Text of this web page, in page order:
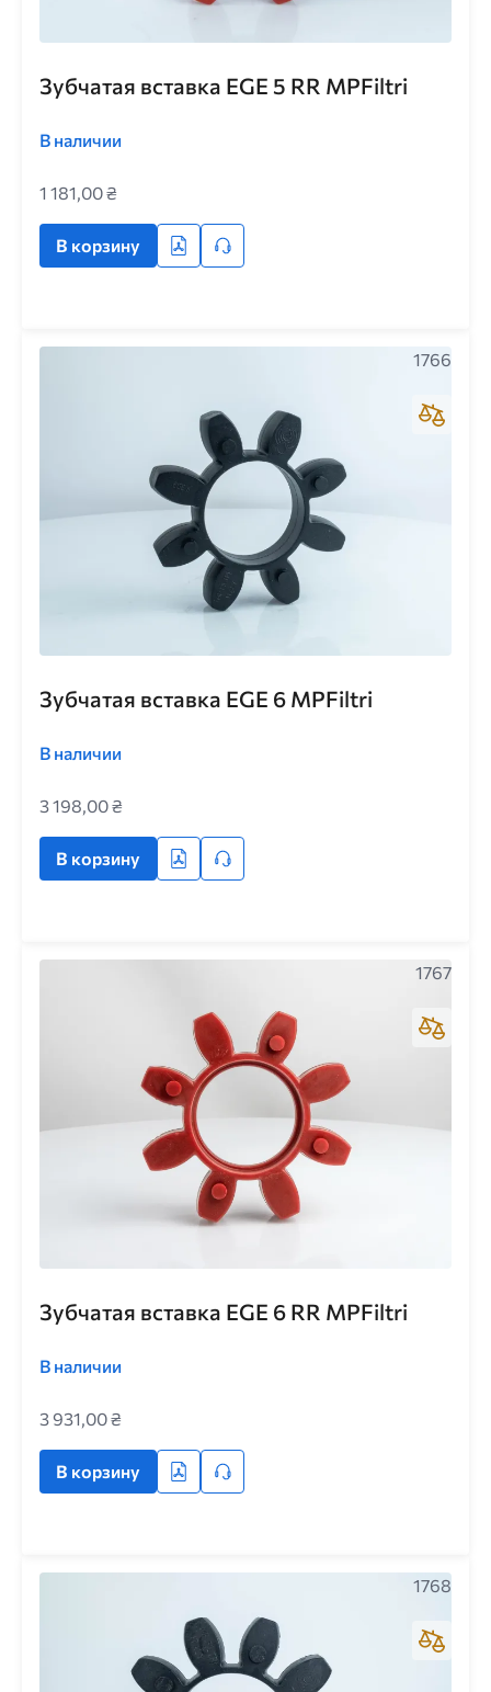
Зубчатая вставка EGE 5 RR MPFiltri
В наличии
1 181,00 ₴
В корзину
Зубчатая вставка EGE 6 MPFiltri
В наличии
3 198,00 ₴
В корзину
1766
Зубчатая вставка EGE 6 RR MPFiltri
В наличии
3 931,00 ₴
В корзину
1767
1768